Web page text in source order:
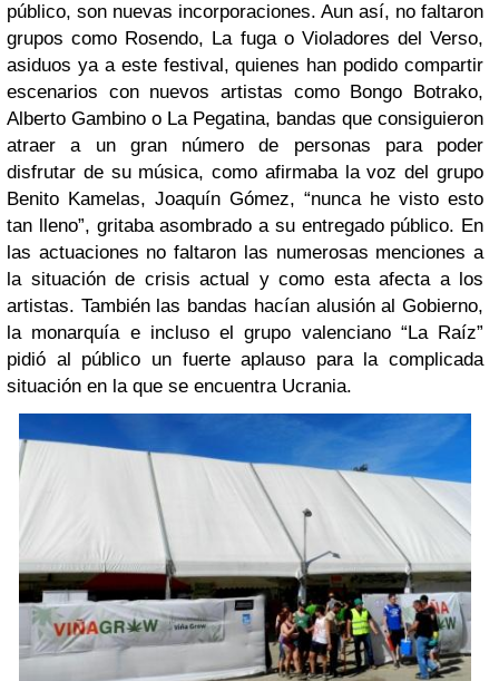
público, son nuevas incorporaciones. Aun así, no faltaron
grupos como Rosendo, La fuga o Violadores del Verso,
asiduos ya a este festival, quienes han podido compartir
escenarios con nuevos artistas como Bongo Botrako,
Alberto Gambino o La Pegatina, bandas que consiguieron
atraer a un gran número de personas para poder
disfrutar de su música, como afirmaba la voz del grupo
Benito Kamelas, Joaquín Gómez, “nunca he visto esto
tan lleno”, gritaba asombrado a su entregado público. En
las actuaciones no faltaron las numerosas menciones a
la situación de crisis actual y como esta afecta a los
artistas. También las bandas hacían alusión al Gobierno,
la monarquía e incluso el grupo valenciano “La Raíz”
pidió al público un fuerte aplauso para la complicada
situación en la que se encuentra Ucrania.